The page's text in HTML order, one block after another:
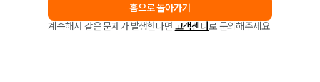
홈으로 돌아가기
계속해서 같은 문제가 발생한다면 고객센터로 문의해주세요.